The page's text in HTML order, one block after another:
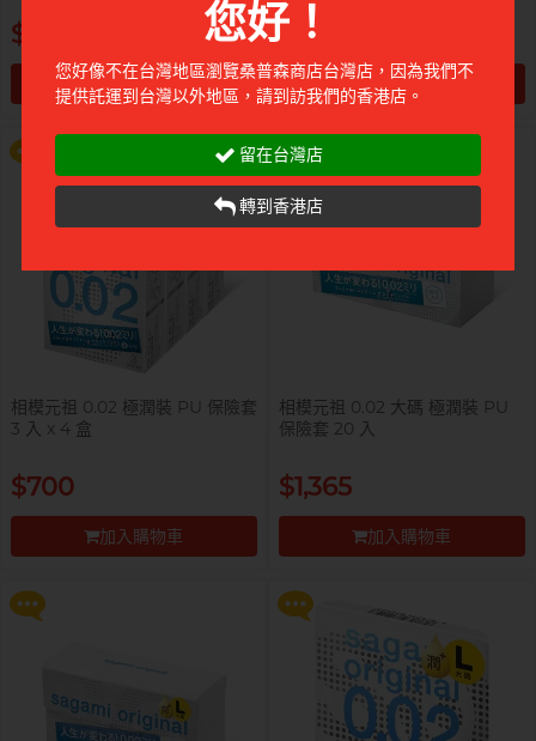
$310
加入購物車
$160
加入購物車
提醒你，凡購買任何商品即可以
$99 換購 Smile Makers 私密潤滑
液 0% Paraben 60ml 一支
更多優惠
相模元祖 0.02 極潤裝 PU 保險套
3 入 x 4 盒
$700
加入購物車
提醒你，凡購買任何商品即可以
$99 換購 Smile Makers 私密潤滑
液 0% Paraben 60ml 一支
更多優惠
相模元祖 0.02 大碼 極潤裝 PU
保險套 20 入
$1,365
加入購物車
$99 換購 Smile Makers 私密潤滑
液 0% Paraben 60ml 一支
更多優惠
$99 換購 Smile Makers 私密潤滑
液 0% Paraben 60ml 一支
更多優惠
您好！
您好像不在台灣地區瀏覽桑普森商店台灣店，因為我們不
提供託運到台灣以外地區，請到訪我們的香港店。
留在台灣店
轉到香港店